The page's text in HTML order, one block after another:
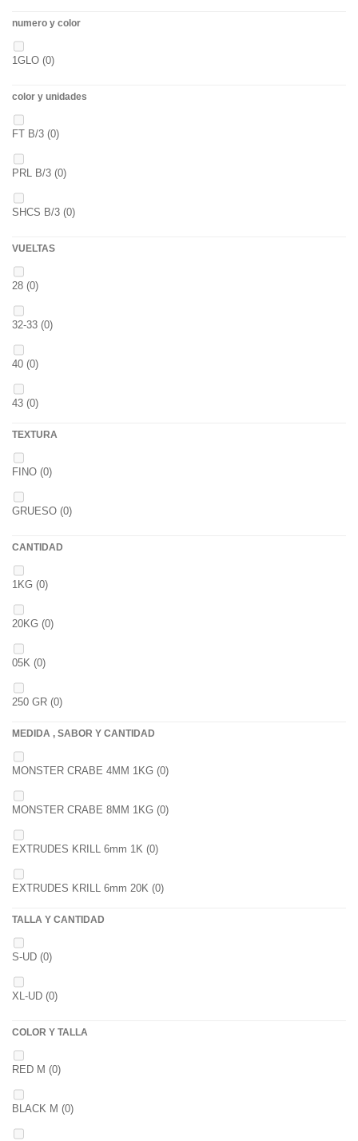
GDES. PECES MAIZ
GDES. PECES SCOPEX
PIÑA
SCOPEX
TUTTI
FRESA
OCEAN LIVER
GOLDEN X
numero y color
1GLO (0)
color y unidades
FT B/3 (0)
PRL B/3 (0)
SHCS B/3 (0)
VUELTAS
28 (0)
32-33 (0)
40 (0)
43 (0)
TEXTURA
FINO (0)
GRUESO (0)
CANTIDAD
1KG (0)
20KG (0)
05K (0)
250 GR (0)
3 K
5 K
MEDIDA , SABOR Y CANTIDAD
MONSTER CRABE 4MM 1KG (0)
MONSTER CRABE 8MM 1KG (0)
EXTRUDES KRILL 6mm 1K (0)
EXTRUDES KRILL 6mm 20K (0)
NOIR POISSON 8MM 1K
TALLA Y CANTIDAD
S-UD (0)
XL-UD (0)
COLOR Y TALLA
RED M (0)
BLACK M (0)